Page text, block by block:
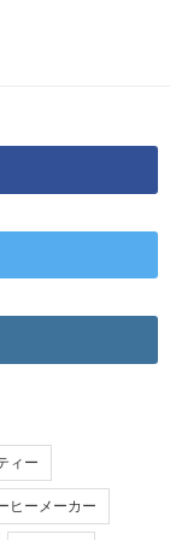
ィー
ヒーメーカー